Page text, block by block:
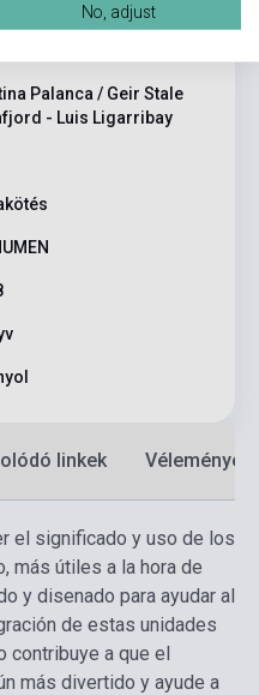
Palanca / Geir Stale
- Luis Ligarribay
linkek Vélemények
el significado y uso de los
más útiles a la hora de
y disenado para ayudar al
de estas unidades
contribuye a que el
más divertido y ayude a
No, adjust